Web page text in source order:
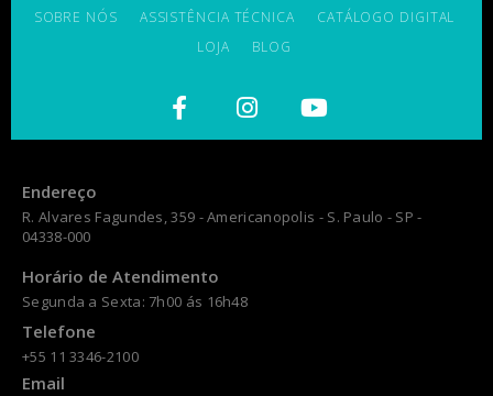
SOBRE NÓS ASSISTÊNCIA TÉCNICA
CATÁLOGO DIGITAL
LOJA
BLOG
Endereço
R. Alvares Fagundes, 359 - Americanopolis - S. Paulo - SP -
04338-000
Horário de Atendimento
Segunda a Sexta: 7h00 ás 16h48
Telefone
+55 11 3346-2100
Email